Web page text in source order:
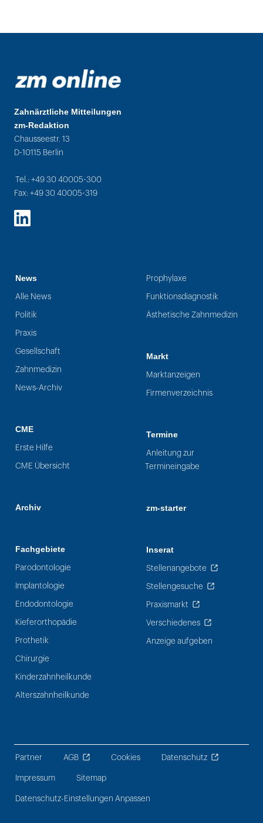
Zahnärztliche Mitteilungen
zm-Redaktion
Chausseestr. 13
D-10115 Berlin
Tel.: +49 30 40005-300
Fax: +49 30 40005-319
LinkedIn
News
Alle News
Politik
Praxis
Gesellschaft
Zahnmedizin
News-Archiv
CME
Erste Hilfe
CME Übersicht
Archiv
Fachgebiete
Parodontologie
Implantologie
Endodontologie
Kieferorthopädie
Prothetik
Chirurgie
Kinderzahnheilkunde
Alterszahnheilkunde
Prophylaxe
Funktionsdiagnostik
Ästhetische Zahnmedizin
Markt
Marktanzeigen
Firmenverzeichnis
Termine
Anleitung zur
Termineingabe
zm-starter
Inserat
Stellenangebote
Stellengesuche
Praxismarkt
Verschiedenes
Anzeige aufgeben
Partner AGB Cookies Datenschutz
Impressum Sitemap
Datenschutz-Einstellungen Anpassen